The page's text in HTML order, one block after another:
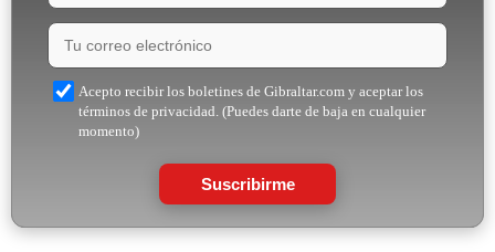
Acepto recibir los boletines de Gibraltar.com y aceptar los
términos de privacidad. (Puedes darte de baja en cualquier
momento)
Suscribirme